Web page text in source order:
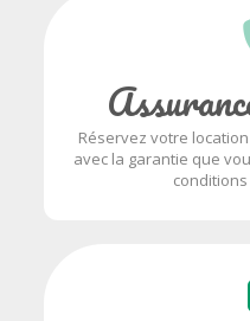
Réservez votre
avec la garantie que